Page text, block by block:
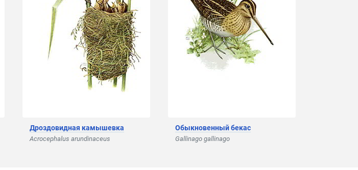
Дроздовидная камышевка
Acrocephalus arundinaceus
Обыкновенный бекас
Gallinago gallinago